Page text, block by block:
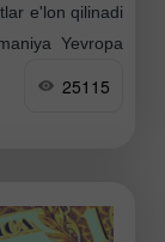
e'lon qilinadi
Yevropa
biroq so'nggi
boshdan
25115